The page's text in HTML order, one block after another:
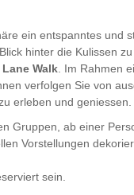
ein entspanntes und
hinter die Kulissen
Lane Walk. Im Rahmen
verfolgen Sie von
erleben und geniessen.
Gruppen, ab einer
Vorstellungen
sein.